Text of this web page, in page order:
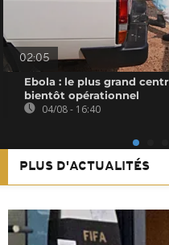
02:05
Ebola : le plus grand
bientôt opérationnel
04/08 - 16:40
PLUS D'ACTUALITÉS